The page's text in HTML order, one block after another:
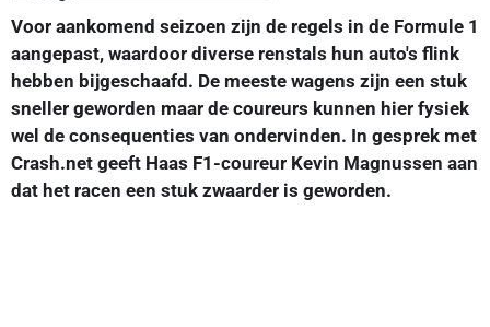
Voor aankomend seizoen zijn de regels in de Formule 1
aangepast, waardoor diverse renstals hun auto's flink
hebben bijgeschaafd. De meeste wagens zijn een stuk
sneller geworden maar de coureurs kunnen hier fysiek
wel de consequenties van ondervinden. In gesprek met
Crash.net geeft Haas F1-coureur Kevin Magnussen aan
dat het racen een stuk zwaarder is geworden.